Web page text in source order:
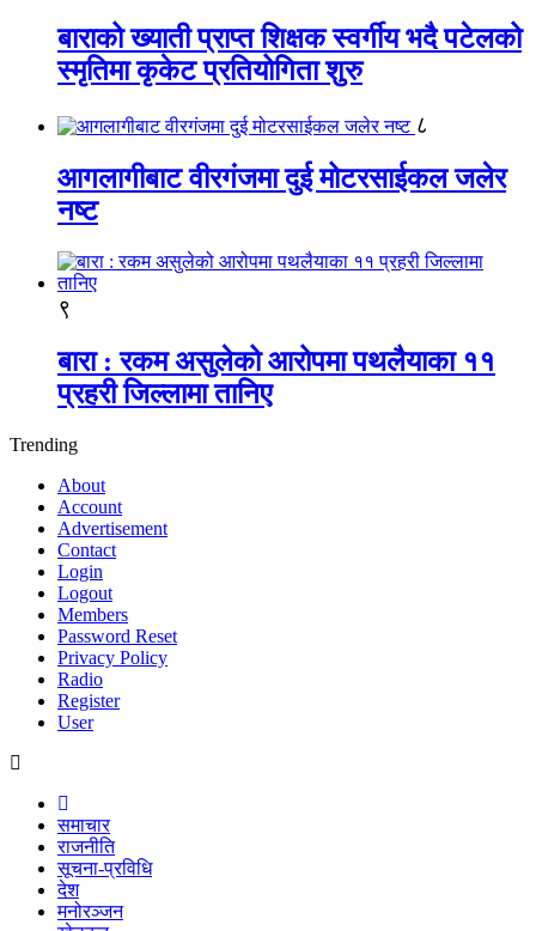
बाराको ख्याती प्राप्त शिक्षक स्वर्गीय भदै पटेलको
स्मृतिमा कृकेट प्रतियोगिता शुरु
८
आगलागीबाट वीरगंजमा दुई मोटरसाईकल जलेर
नष्ट
९
बारा : रकम असुलेको आरोपमा पथलैयाका ११
प्रहरी जिल्लामा तानिए
Trending
About
Account
Advertisement
Contact
Login
Logout
Members
Password Reset
Privacy Policy
Radio
Register
User
समाचार
राजनीति
सूचना-प्रविधि
देश
मनोरञ्जन